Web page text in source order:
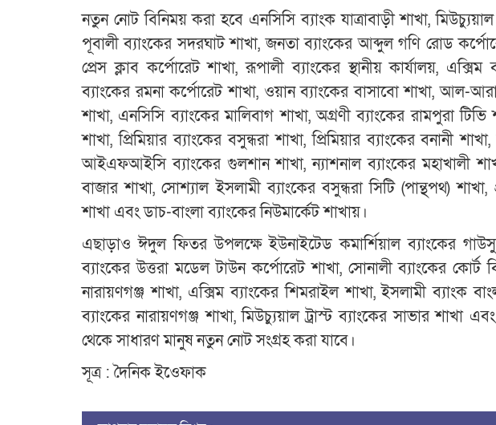
নতুন নোট বিনিময় করা হবে এনসিসি ব্যাংক যাত্রাবাড়ী শাখা, মিউচ্যুয়াল
পূবালী ব্যাংকের সদরঘাট শাখা, জনতা ব্যাংকের আব্দুল গণি রোড
প্রেস ক্লাব কর্পোরেট শাখা, রূপালী ব্যাংকের স্থানীয় কার্যালয়,
ব্যাংকের রমনা কর্পোরেট শাখা, ওয়ান ব্যাংকের বাসাবো শাখা, আল-
শাখা, এনসিসি ব্যাংকের মালিবাগ শাখা, অগ্রণী ব্যাংকের রামপুরা
শাখা, প্রিমিয়ার ব্যাংকের বসুন্ধরা শাখা, প্রিমিয়ার ব্যাংকের বনানী
আইএফআইসি ব্যাংকের গুলশান শাখা, ন্যাশনাল ব্যাংকের মহাখালী
বাজার শাখা, সোশ্যাল ইসলামী ব্যাংকের বসুন্ধরা সিটি (পান্থপথ)
শাখা এবং ডাচ-বাংলা ব্যাংকের নিউমার্কেট শাখায়।
এছাড়াও ঈদুল ফিতর উপলক্ষে ইউনাইটেড কমার্শিয়াল ব্যাংকের
ব্যাংকের উত্তরা মডেল টাউন কর্পোরেট শাখা, সোনালী ব্যাংকের কোর্ট
নারায়ণগঞ্জ শাখা, এক্সিম ব্যাংকের শিমরাইল শাখা, ইসলামী ব্যাংক
ব্যাংকের নারায়ণগঞ্জ শাখা, মিউচ্যুয়াল ট্রাস্ট ব্যাংকের সাভার শাখা
থেকে সাধারণ মানুষ নতুন নোট সংগ্রহ করা যাবে।
সূত্র : দৈনিক ইওেফাক